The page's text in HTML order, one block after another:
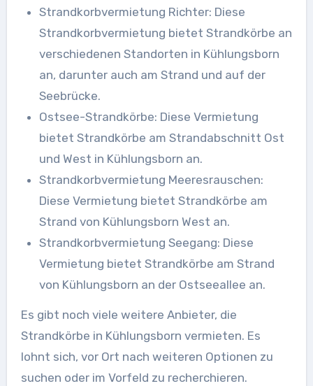
Strandkorbvermietung Richter: Diese
Strandkorbvermietung bietet Strandkörbe an
verschiedenen Standorten in Kühlungsborn
an, darunter auch am Strand und auf der
Seebrücke.
Ostsee-Strandkörbe: Diese Vermietung
bietet Strandkörbe am Strandabschnitt Ost
und West in Kühlungsborn an.
Strandkorbvermietung Meeresrauschen:
Diese Vermietung bietet Strandkörbe am
Strand von Kühlungsborn West an.
Strandkorbvermietung Seegang: Diese
Vermietung bietet Strandkörbe am Strand
von Kühlungsborn an der Ostseeallee an.
Es gibt noch viele weitere Anbieter, die
Strandkörbe in Kühlungsborn vermieten. Es
lohnt sich, vor Ort nach weiteren Optionen zu
suchen oder im Vorfeld zu recherchieren.